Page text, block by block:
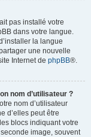
pas installé votre
dans votre langue.
la langue
une nouvelle
Internet de phpBB®.
nom d’utilisateur ?
nom d’utilisateur
d’elles peut être
blocs indiquant votre
image, souvent